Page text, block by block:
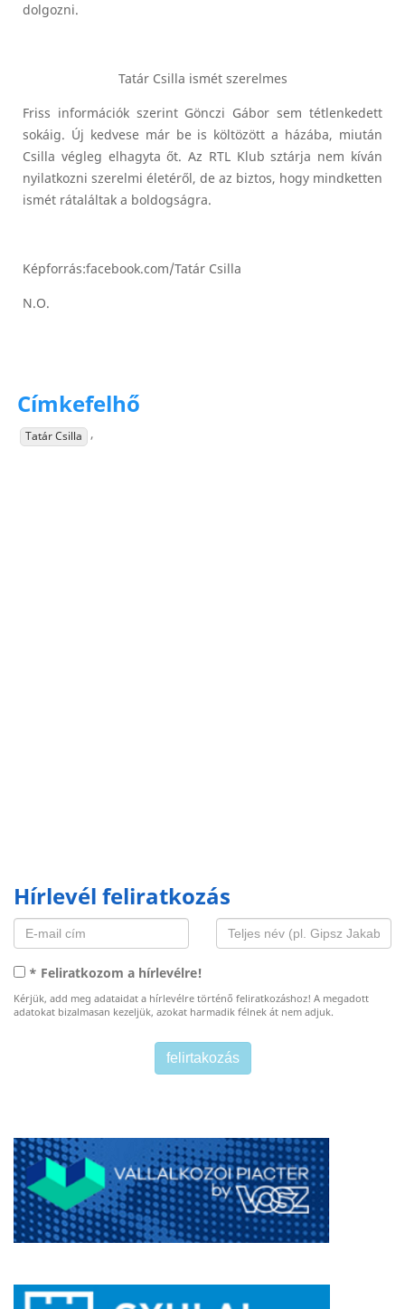
dolgozni.
Tatár Csilla ismét szerelmes
Friss információk szerint Gönczi Gábor sem tétlenkedett
sokáig. Új kedvese már be is költözött a házába, miután
Csilla végleg elhagyta őt. Az RTL Klub sztárja nem kíván
nyilatkozni szerelmi életéről, de az biztos, hogy mindketten
ismét rátaláltak a boldogságra.
Képforrás:facebook.com/Tatár Csilla
N.O.
Címkefelhő
Tatár Csilla ,
Hírlevél feliratkozás
* Feliratkozom a hírlevélre!
Kérjük, add meg adataidat a hírlevélre történő feliratkozáshoz! A megadott
adatokat bizalmasan kezeljük, azokat harmadik félnek át nem adjuk.